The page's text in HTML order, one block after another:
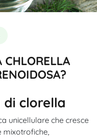
CHLORELLA
di clorella
unicellulare che cresce